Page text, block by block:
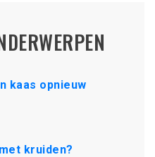
kaas opnieuw
kruiden?